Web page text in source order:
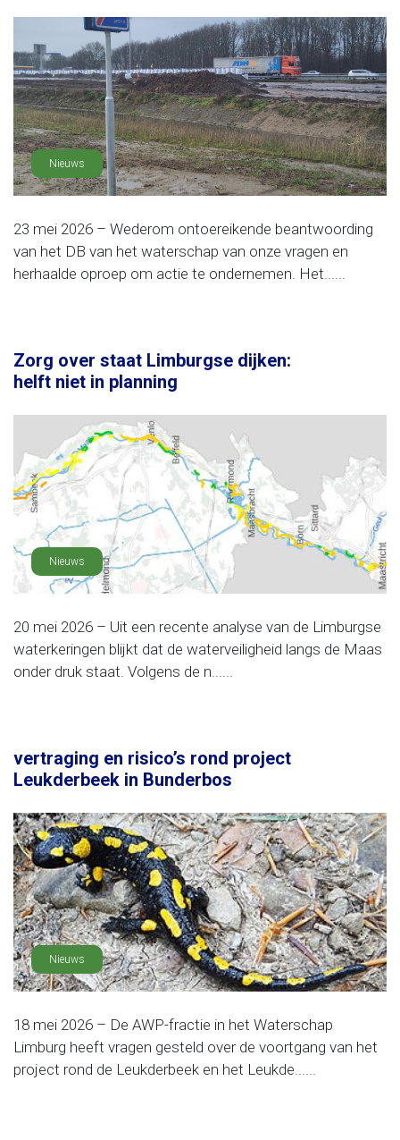
Nieuws
23 mei 2026 – Wederom ontoereikende beantwoording
van het DB van het waterschap van onze vragen en
herhaalde oproep om actie te ondernemen. Het......
Zorg over staat Limburgse dijken:
helft niet in planning
Nieuws
20 mei 2026 – Uit een recente analyse van de Limburgse
waterkeringen blijkt dat de waterveiligheid langs de Maas
onder druk staat. Volgens de n......
vertraging en risico’s rond project
Leukderbeek in Bunderbos
Nieuws
18 mei 2026 – De AWP-fractie in het Waterschap
Limburg heeft vragen gesteld over de voortgang van het
project rond de Leukderbeek en het Leukde......